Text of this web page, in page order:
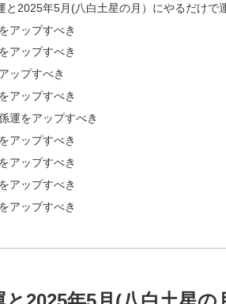
2025年5月(八白土星の月）にやるだけで
アップすべき
アップすべき
ップすべき
アップすべき
運をアップすべき
アップすべき
アップすべき
アップすべき
アップすべき